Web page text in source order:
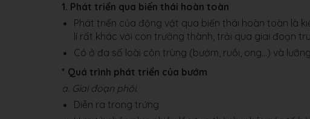
1. Phát triển qua biến thái hoàn toàn
Phát triển của động vật qua biến thái hoàn toàn là
lí rất khác với con trưởng thành, trải qua giai đoạn
Có ở đa số loài côn trùng (bướm, ruồi, ong…) và
* Quá trình phát triển của bướm
a. Giai đoạn phôi.
Diễn ra trong trứng